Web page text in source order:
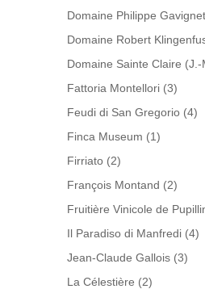
Domaine Philippe Gavignet
Domaine Robert
Domaine Sainte Claire
Fattoria Montellori (3)
Feudi di San Gregorio (4)
Finca Museum (1)
Firriato (2)
François Montand (2)
Fruitière Vinicole de
Il Paradiso di Manfredi (4)
Jean-Claude Gallois (3)
La Célestière (2)